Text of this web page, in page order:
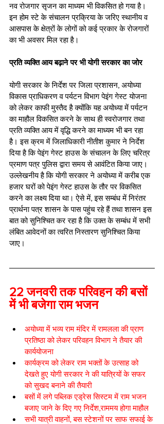
नव रोजगार सृजन का माध्यम भी विकसित हो गया है।
इन होम स्टे के संचालन प्रक्रिया के जरिए स्थानीय व
आसपास के क्षेत्रों के लोगों को कई प्रकार के रोजगारों
का भी अवसर मिल रहा है।
प्रति व्यक्ति आय बढ़ाने पर भी योगी सरकार का जोर
योगी सरकार के निर्देश पर जिला प्रशासन, अयोध्या
विकास प्राधिकरण व पर्यटन विभाग पेइंग गेस्ट योजना
को लेकर काफी मुस्तैद है क्योंकि यह अयोध्या में पर्यटन
का माहौल विकसित करने के साथ ही स्वरोजगार तथा
प्रति व्यक्ति आय में वृद्धि करने का माध्यम भी बन रहा
है। इस क्रम में जिलाधिकारी नीतीश कुमार ने निर्देश
दिया है कि पेइंग गेस्ट हाउस के संचालन के लिए चरित्र
प्रमाण पत्र पुलिस द्वारा समय से आवंटित किया जाए।
उल्लेखनीय है कि योगी सरकार ने अयोध्या में करीब एक
हजार घरों को पेइंग गेस्ट हाउस के तौर पर विकसित
करने का लक्ष्य दिया था। ऐसे में, इस सम्बंध में निरंतर
प्रार्थना पत्र शासन के पास पहुंच रहे हैं तथा शासन इस
बात को सुनिश्चित कर रहा है कि उक्त के सम्बंध में सभी
लंबित आवेदनों का त्वरित निस्तारण सुनिश्चित किया
जाए।
22 जनवरी तक परिवहन की बसों
में भी बजेगा राम भजन
अयोध्या में भव्य राम मंदिर में रामलला की प्राण
प्रतिष्ठा को लेकर परिवहन विभाग ने तैयार की
कार्ययोजना
कार्यक्रम को लेकर राम भक्तों के उत्साह को
देखते हुए योगी सरकार ने की यात्रियों के सफर
को सुखद बनाने की तैयारी
बसों में लगे पब्लिक एड्रेस सिस्टम में राम भजन
बजाए जाने के दिए गए निर्देश,राममय होगा माहौल
सभी यात्री वाहनों, बस स्टेशनों पर साफ सफाई के